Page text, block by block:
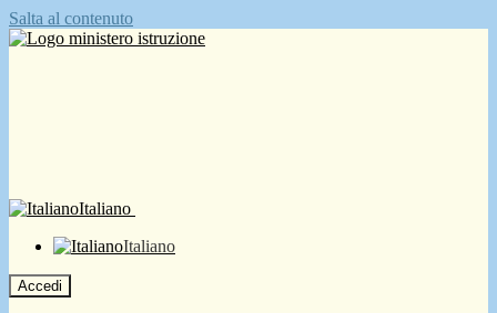
Salta al contenuto
Italiano
Italiano
Accedi